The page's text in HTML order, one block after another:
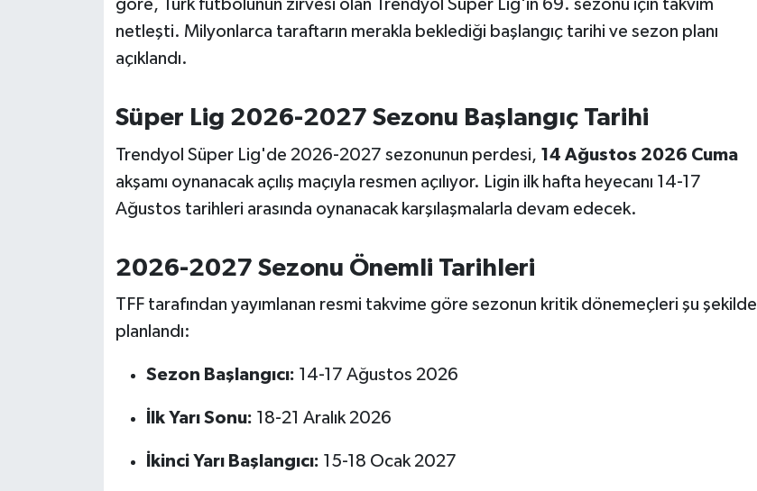
göre, Türk futbolunun zirvesi olan Trendyol Süper Lig'in 69. sezonu için takvim
netleşti. Milyonlarca taraftarın merakla beklediği başlangıç tarihi ve sezon planı
açıklandı.
Süper Lig 2026-2027 Sezonu Başlangıç Tarihi
Trendyol Süper Lig'de 2026-2027 sezonunun perdesi, 14 Ağustos 2026 Cuma
akşamı oynanacak açılış maçıyla resmen açılıyor. Ligin ilk hafta heyecanı 14-17
Ağustos tarihleri arasında oynanacak karşılaşmalarla devam edecek.
2026-2027 Sezonu Önemli Tarihleri
TFF tarafından yayımlanan resmi takvime göre sezonun kritik dönemeçleri şu şekilde
planlandı:
Sezon Başlangıcı: 14-17 Ağustos 2026
İlk Yarı Sonu: 18-21 Aralık 2026
İkinci Yarı Başlangıcı: 15-18 Ocak 2027
KÜLTÜR-SANAT
Resmi İlanlar